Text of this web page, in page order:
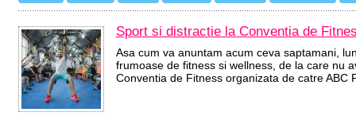
Sport si distractie la Conventia de
Asa cum va anuntam acum ceva saptamani,
frumoase de fitness si wellness, de la care nu
Conventia de Fitness organizata de catre